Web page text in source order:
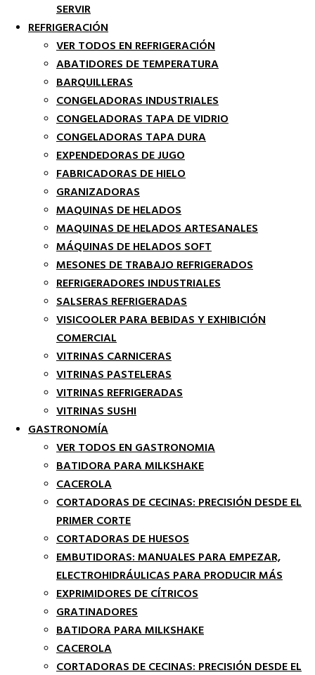
SERVIR
REFRIGERACIÓN
VER TODOS EN REFRIGERACIÓN
ABATIDORES DE TEMPERATURA
BARQUILLERAS
CONGELADORAS INDUSTRIALES
CONGELADORAS TAPA DE VIDRIO
CONGELADORAS TAPA DURA
EXPENDEDORAS DE JUGO
FABRICADORAS DE HIELO
GRANIZADORAS
MAQUINAS DE HELADOS
MAQUINAS DE HELADOS ARTESANALES
MÁQUINAS DE HELADOS SOFT
MESONES DE TRABAJO REFRIGERADOS
REFRIGERADORES INDUSTRIALES
SALSERAS REFRIGERADAS
VISICOOLER PARA BEBIDAS Y EXHIBICIÓN
COMERCIAL
VITRINAS CARNICERAS
VITRINAS PASTELERAS
VITRINAS REFRIGERADAS
VITRINAS SUSHI
GASTRONOMÍA
VER TODOS EN GASTRONOMIA
BATIDORA PARA MILKSHAKE
CACEROLA
CORTADORAS DE CECINAS: PRECISIÓN DESDE EL
PRIMER CORTE
CORTADORAS DE HUESOS
EMBUTIDORAS: MANUALES PARA EMPEZAR,
ELECTROHIDRÁULICAS PARA PRODUCIR MÁS
EXPRIMIDORES DE CÍTRICOS
GRATINADORES
BATIDORA PARA MILKSHAKE
CACEROLA
CORTADORAS DE CECINAS: PRECISIÓN DESDE EL